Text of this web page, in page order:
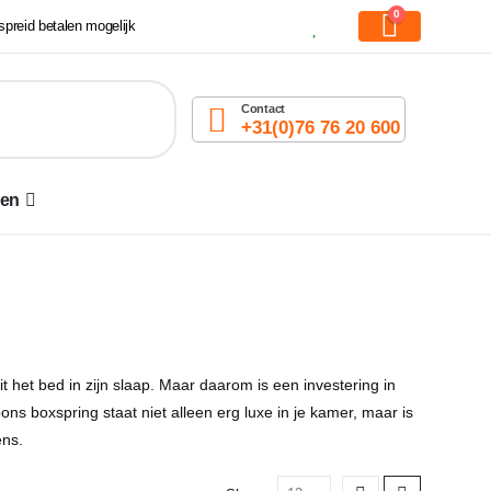
betalen mogelijk
0
Contact
+31(0)76 76 20 600
bed in zijn slaap. Maar daarom is een investering in
boxspring staat niet alleen erg luxe in je kamer, maar is